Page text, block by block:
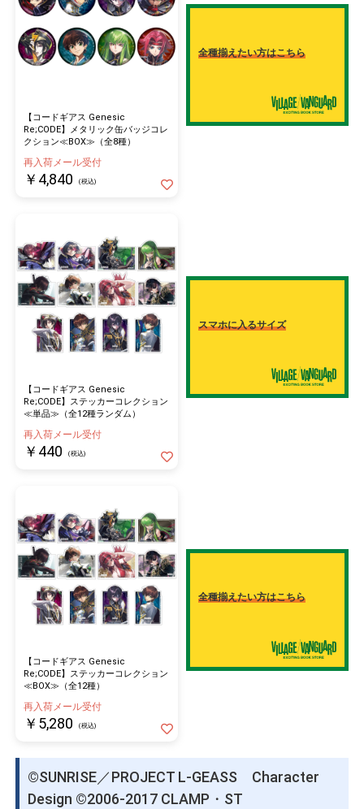
【コードギアス Genesic
Re;CODE】メタリック缶バッジコレ
クション≪BOX≫（全8種）
再入荷メール受付
￥4,840 (税込)
全種揃えたい方はこちら
【コードギアス Genesic
Re;CODE】ステッカーコレクション
≪単品≫（全12種ランダム）
再入荷メール受付
￥440 (税込)
スマホに入るサイズ
【コードギアス Genesic
Re;CODE】ステッカーコレクション
≪BOX≫（全12種）
再入荷メール受付
￥5,280 (税込)
全種揃えたい方はこちら
©SUNRISE／PROJECT L-GEASS Character
Design ©2006-2017 CLAMP・ST